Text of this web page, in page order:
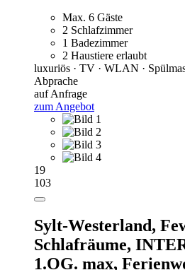
Max. 6 Gäste
2 Schlafzimmer
1 Badezimmer
2 Haustiere erlaubt
luxuriös · TV · WLAN ·
Abprache
auf Anfrage
zum Angebot
19
103
Sylt-Westerland,
Schlafräume,
1.OG. max,